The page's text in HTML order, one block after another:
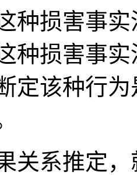
损害事实
种损害事
定该种行
系推定，